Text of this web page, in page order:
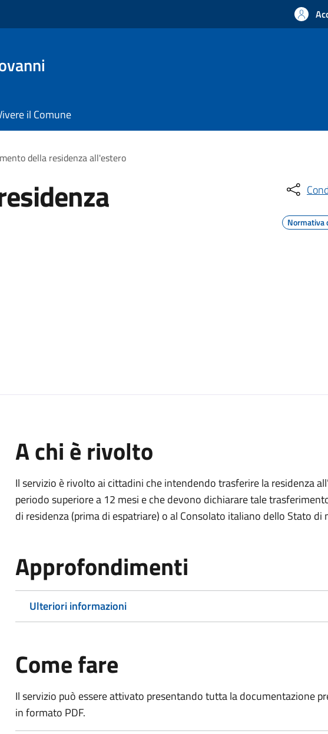
il Comune
della residenza all'estero
Normativa
A chi è rivolto
Il servizio è rivolto ai cittadini che intendendo trasferire la residenza
periodo superiore a 12 mesi e che devono dichiarare tale
di residenza (prima di espatriare) o al Consolato italiano dello Stato di
Approfondimenti
Ulteriori informazioni
Come fare
Il servizio può essere attivato presentando tutta la documentazione
in formato PDF.